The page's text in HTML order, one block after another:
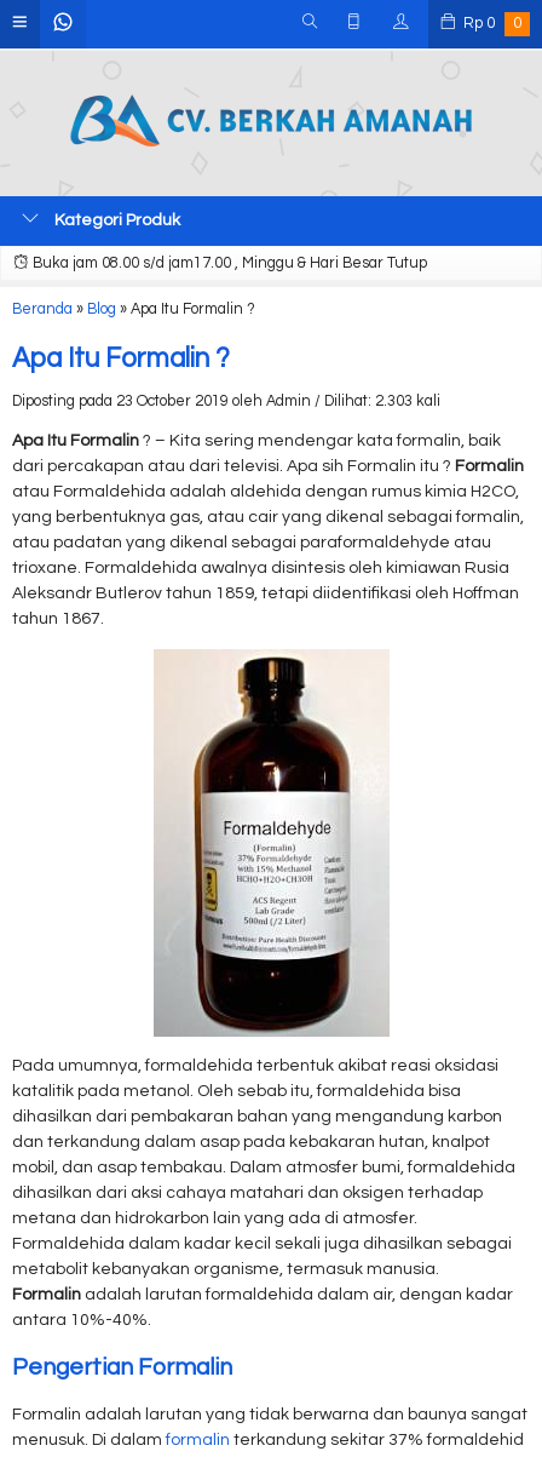
Rp 0 0
Kategori Produk
Buka jam 08.00 s/d jam17.00 , Minggu & Hari Besar Tutup
Beranda » Blog » Apa Itu Formalin ?
Apa Itu Formalin ?
Diposting pada 23 October 2019 oleh Admin / Dilihat: 2.303 kali
Apa Itu Formalin ? – Kita sering mendengar kata formalin, baik
dari percakapan atau dari televisi. Apa sih Formalin itu ? Formalin
atau Formaldehida adalah aldehida dengan rumus kimia H2CO,
yang berbentuknya gas, atau cair yang dikenal sebagai formalin,
atau padatan yang dikenal sebagai paraformaldehyde atau
trioxane. Formaldehida awalnya disintesis oleh kimiawan Rusia
Aleksandr Butlerov tahun 1859, tetapi diidentifikasi oleh Hoffman
tahun 1867.
Pada umumnya, formaldehida terbentuk akibat reasi oksidasi
katalitik pada metanol. Oleh sebab itu, formaldehida bisa
dihasilkan dari pembakaran bahan yang mengandung karbon
dan terkandung dalam asap pada kebakaran hutan, knalpot
mobil, dan asap tembakau. Dalam atmosfer bumi, formaldehida
dihasilkan dari aksi cahaya matahari dan oksigen terhadap
metana dan hidrokarbon lain yang ada di atmosfer.
Formaldehida dalam kadar kecil sekali juga dihasilkan sebagai
metabolit kebanyakan organisme, termasuk manusia.
Formalin adalah larutan formaldehida dalam air, dengan kadar
antara 10%-40%.
Pengertian Formalin
Formalin adalah larutan yang tidak berwarna dan baunya sangat
menusuk. Di dalamformalin terkandung sekitar 37% formaldehid